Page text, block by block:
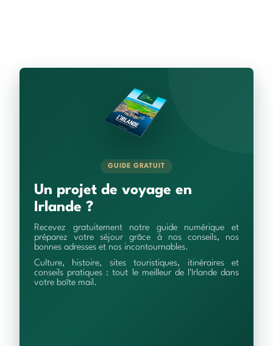
GUIDE GRATUIT
Un projet de voyage en
Irlande ?
Recevez gratuitement notre guide numérique et
préparez votre séjour grâce à nos conseils, nos
bonnes adresses et nos incontournables.
Culture, histoire, sites touristiques, itinéraires et
conseils pratiques : tout le meilleur de l'Irlande dans
votre boîte mail.